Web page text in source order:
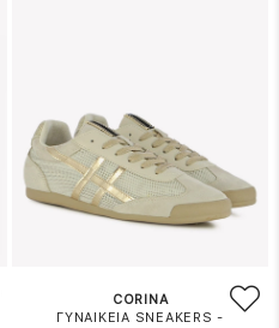
CORINA
ΓΥΝΑΙΚΕΙΑ SNEAKERS -